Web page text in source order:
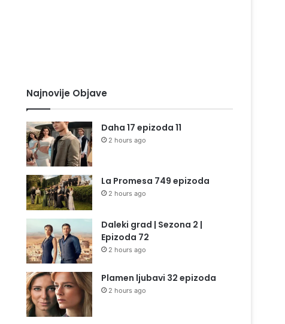
Najnovije Objave
Daha 17 epizoda 11
2 hours ago
La Promesa 749 epizoda
2 hours ago
Daleki grad | Sezona 2 |
Epizoda 72
2 hours ago
Plamen ljubavi 32 epizoda
2 hours ago